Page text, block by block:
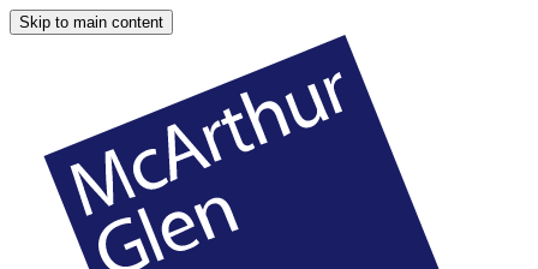
Skip to main content